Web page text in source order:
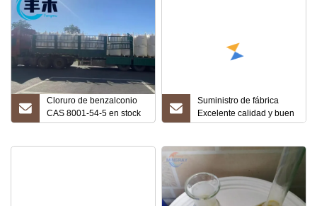
Cloruro de benzalconio
CAS 8001-54-5 en stock
Precio bajo
Suministro de fábrica
Excelente calidad y buen
precio CAS 63449-41-2